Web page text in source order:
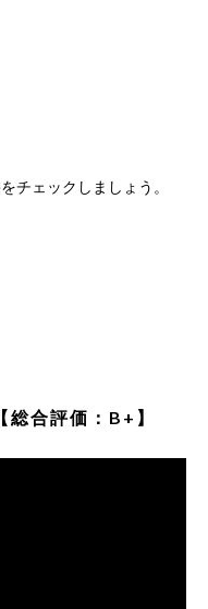
チェックしましょう。
合評価：B+】